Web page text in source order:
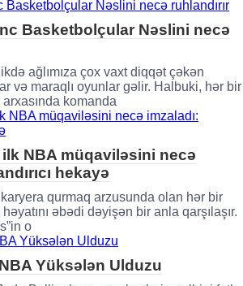
Basketbolçular Nəslini necə
ağlımıza çox vaxt diqqət çəkən
və maraqlı oyunlar gəlir. Halbuki, hər bir
komanda
ilk NBA müqaviləsini necə
hekayə
qurmaq arzusunda olan hər bir
əbədi dəyişən bir anla qarşılaşır.
o
Yüksələn Ulduzu